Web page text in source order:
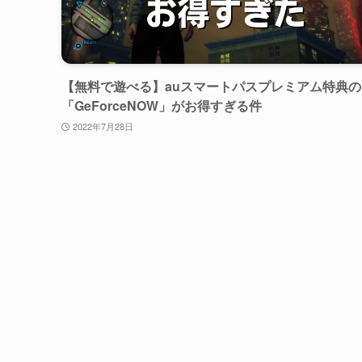
【無料で遊べる】auスマートパスプレミアム特典の
「GeForceNOW」がお得すぎる件
2022年7月28日